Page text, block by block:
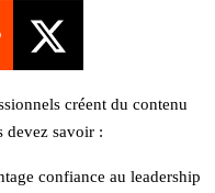
créent du contenu
devez savoir :
confiance au leadership